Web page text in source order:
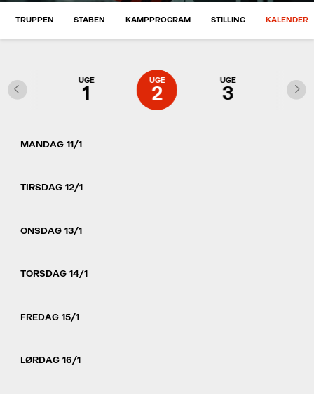
TRUPPEN STABEN KAMPPROGRAM STILLING KALENDER
UGE
53
UGE
1
UGE
2
UGE
3
UGE
4
MANDAG 11/1
TIRSDAG 12/1
ONSDAG 13/1
TORSDAG 14/1
FREDAG 15/1
LØRDAG 16/1